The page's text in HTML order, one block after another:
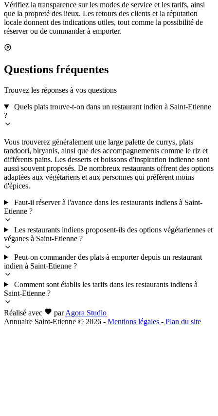
Vérifiez la transparence sur les modes de service et les tarifs, ainsi
que la propreté des lieux. Les retours des clients et la réputation
locale donnent des indications utiles, tout comme la possibilité de
réserver ou de commander à emporter.
Questions fréquentes
Trouvez les réponses à vos questions
Quels plats trouve-t-on dans un restaurant indien à Saint-Etienne
?
Vous trouverez généralement une large palette de currys, plats
tandoori, biryanis, ainsi que des accompagnements comme le riz et
différents pains. Les desserts et boissons d'inspiration indienne sont
aussi souvent proposés. De nombreux restaurants offrent des options
adaptées aux végétariens et aux personnes qui préfèrent moins
d'épices.
Faut-il réserver à l'avance dans les restaurants indiens à Saint-
Etienne ?
Les restaurants indiens proposent-ils des options végétariennes et
véganes à Saint-Etienne ?
Peut-on commander des plats à emporter depuis un restaurant
indien à Saint-Etienne ?
Comment sont établis les tarifs dans les restaurants indiens à
Saint-Etienne ?
Réalisé avec par Agora Studio
Annuaire Saint-Etienne © 2026 - Mentions légales - Plan du site